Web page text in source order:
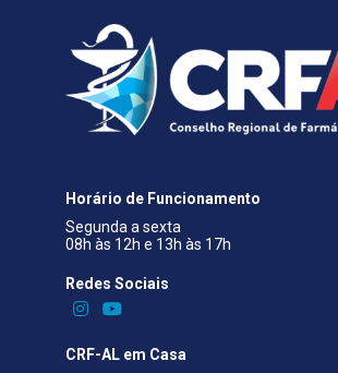
Horário de Funcionamento
Segunda a sexta
08h às 12h e 13h às 17h
Redes Sociais​
CRF-AL em Casa